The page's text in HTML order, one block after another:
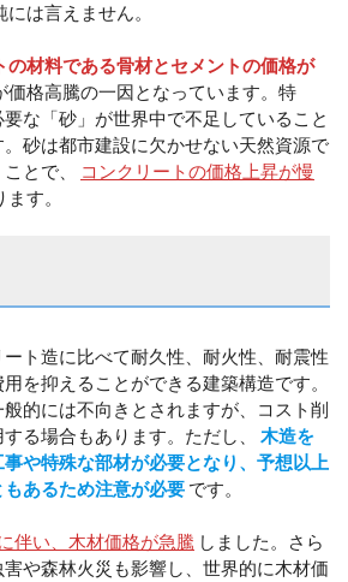
は言えません。
の材料である骨材とセメントの価格が
価格高騰の一因となっています。特
な「砂」が世界中で不足していること
砂は都市建設に欠かせない天然資源で
とで、
コンクリートの価格上昇が慢
す。
ト造に比べて耐久性、耐火性、耐震性
を抑えることができる建築構造です。
的には不向きとされますが、コスト削
る場合もあります。ただし、
木造を
や特殊な部材が必要となり、予想以上
あるため注意が必要 です。
伴い、木材価格が急騰 しました。さら
や森林火災も影響し、世界的に木材価